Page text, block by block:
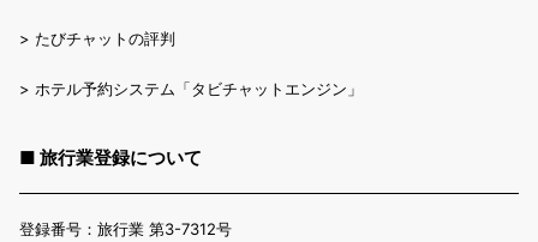
> たびチャットの評判
> ホテル予約システム「タビチャットエンジン」
■ 旅行業登録について
登録番号：旅行業 第3-7312号